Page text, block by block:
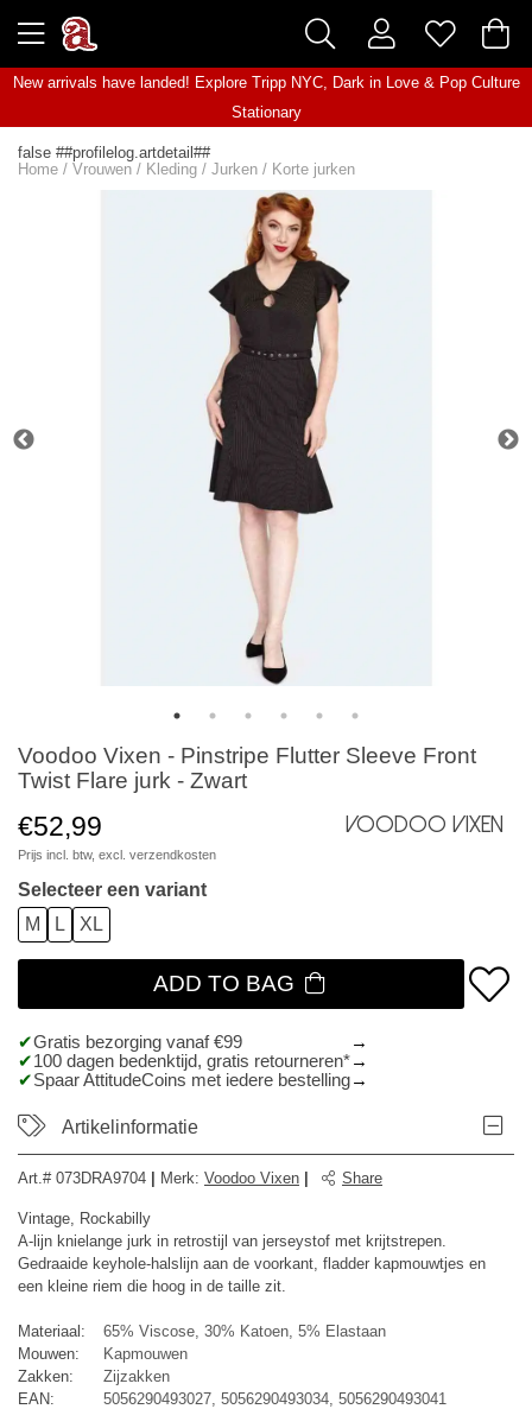
New arrivals have landed! Explore Tripp NYC, Dark in Love& Pop Culture
Stationary
false ##profilelog.artdetail##
Home / Vrouwen / Kleding / Jurken / Korte jurken
Voodoo Vixen - Pinstripe Flutter Sleeve Front
Twist Flare jurk - Zwart
€52,99
Prijs incl. btw, excl. verzendkosten
Voodoo Vixen
Selecteer een variant
M
L XL
ADD TO BAG
Gratis bezorging vanaf €99
100 dagen bedenktijd, gratis retourneren*
Spaar AttitudeCoins met iedere bestelling
Artikelinformatie
Art.# 073DRA9704 Merk: Voodoo Vixen Share
Vintage, Rockabilly
A-lijn knielange jurk in retrostijl van jerseystof met krijtstrepen.
Gedraaide keyhole-halslijn aan de voorkant, fladder kapmouwtjes en
een kleine riem die hoog in de taille zit.
Materiaal:
65% Viscose, 30% Katoen, 5% Elastaan
Mouwen:
Kapmouwen
Zakken:
Zijzakken
EAN:
5056290493027, 5056290493034, 5056290493041